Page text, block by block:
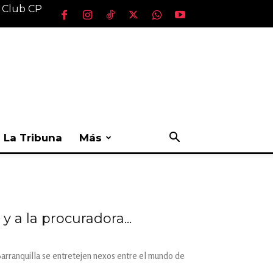
CP
La Tribuna Más
a la procuradora...
se entretejen nexos entre el mundo de